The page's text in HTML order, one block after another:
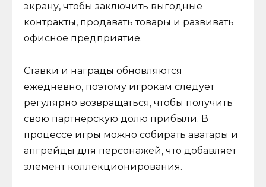
экрану, чтобы заключить выгодные
контракты, продавать товары и развивать
офисное предприятие.
Ставки и награды обновляются
ежедневно, поэтому игрокам следует
регулярно возвращаться, чтобы получить
свою партнерскую долю прибыли. В
процессе игры можно собирать аватары и
апгрейды для персонажей, что добавляет
элемент коллекционирования.